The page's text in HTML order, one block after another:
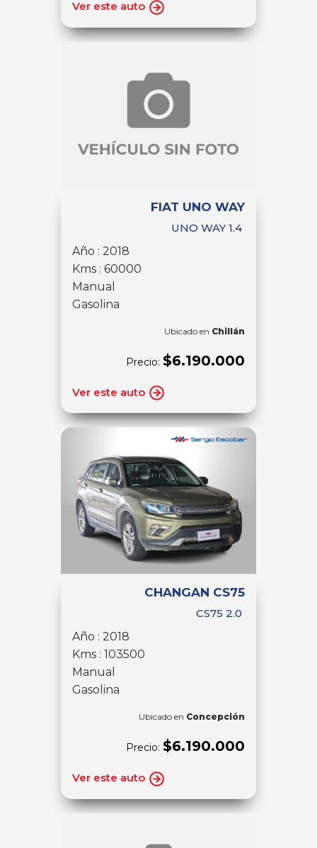
Ver este auto
FIAT UNO WAY
UNO WAY 1.4
Año : 2018
Kms : 60000
Manual
Gasolina
Ubicado en Chillán
Precio: $6.190.000
Ver este auto
CHANGAN CS75
CS75 2.0
Año : 2018
Kms : 103500
Manual
Gasolina
Ubicado en Concepción
Precio: $6.190.000
Ver este auto